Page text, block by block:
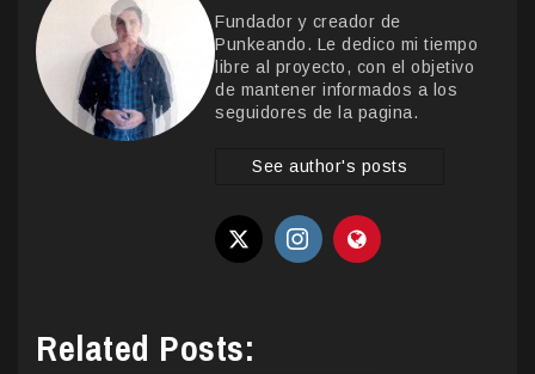
Fundador y creador de
Punkeando. Le dedico mi tiempo
libre al proyecto, con el objetivo
de mantener informados a los
seguidores de la pagina.
See author's posts
Related Posts: